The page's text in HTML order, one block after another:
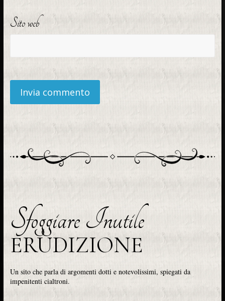
Sito web
Sfoggiare Inutile
ERUDIZIONE
Un sito che parla di argomenti dotti e notevolissimi, spiegati da
impenitenti cialtroni.